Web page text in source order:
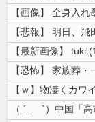
【ｗ】物凄くカワ